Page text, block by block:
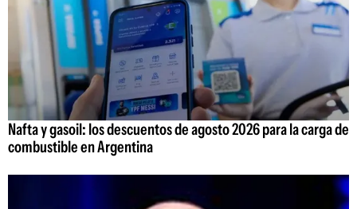
Nafta y gasoil: los descuentos de agosto 2026 para la carga de
combustible en Argentina